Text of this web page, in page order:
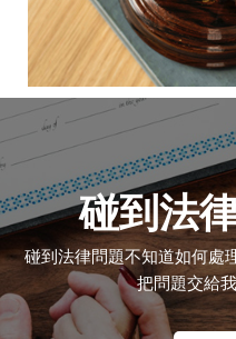
碰到法
碰到法律問題不知道如何處
把問題交給